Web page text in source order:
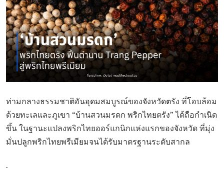
ท่ามกลางธรรมชาติอันอุดมสมบูรณ์ของจังหวัดตรัง ที่โอบล้อม
ด้วยทะเลและภูเขา “บ้านสวนมรดก พริกไทยตรัง” ได้ถือกำเนิด
ขึ้น ในฐานะแปลงพริกไทยออร์แกนิกแห่งแรกของจังหวัด ที่มุ่ง
มั่นปลูกพริกไทยพรีเมียมจนได้รับมาตรฐานระดับสากล
.